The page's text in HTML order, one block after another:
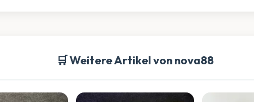
🛒 Weitere Artikel von nova88